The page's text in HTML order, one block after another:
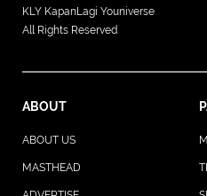
KLY KapanLagi Youniverse
All Rights Reserved
ABOUT
ABOUT US
MASTHEAD